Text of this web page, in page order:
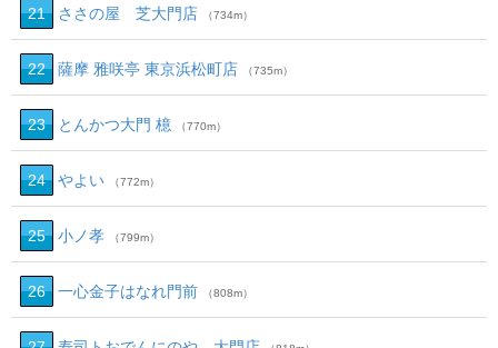
21 ささの屋 芝大門店 （734m）
22 薩摩 雅咲亭 東京浜松町店 （735m）
23 とんかつ大門 檍 （770m）
24 やよい （772m）
25 小ノ孝 （799m）
26 一心金子はなれ門前 （808m）